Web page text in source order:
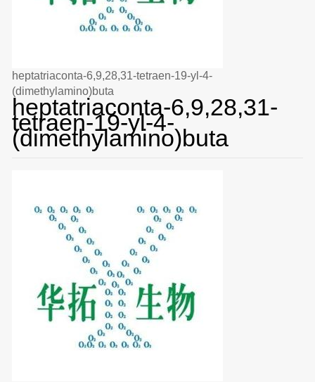
heptatriaconta-6,9,28,31-tetraen-19-yl-4-
(dimethylamino)buta
heptatriaconta-6,9,28,31-
tetraen-19-yl-4-
(dimethylamino)buta